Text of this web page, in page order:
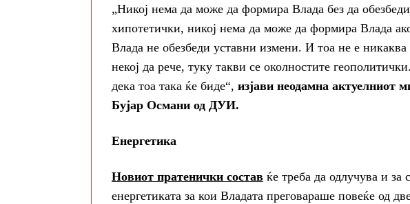
„Никој нема да може да формира Влада без да
хипотетички, никој нема да може да формира Влада
Влада не обезбеди уставни измени. И тоа не е
некој да рече, туку такви се околностите
дека тоа така ќе биде“, изјави неодамна актуелниот
Бујар Османи од ДУИ.
Енергетика
Новиот пратенички состав ќе треба да одлучува и
енергетиката за кои Владата преговараше повеќе од